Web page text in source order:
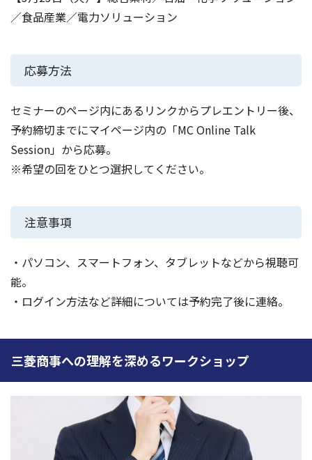
／食品産業／電力ソリューション
応募方法
セミナーのページ内にあるリンクからプレエントリー後、
予約締切までにマイページ内の「MC Online Talk
Session」から応募。
※希望の回をひとつ選択してください。
注意事項
・パソコン、スマートフォン、タブレットなどから視聴可
能。
・ログイン方法など詳細については予約完了後に連絡。
三菱商事への理解を深めるワークショップ